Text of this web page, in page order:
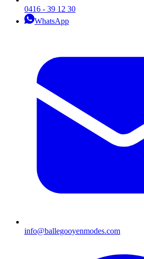
0416 - 39 12 30
WhatsApp
info@ballegooyenmodes.com